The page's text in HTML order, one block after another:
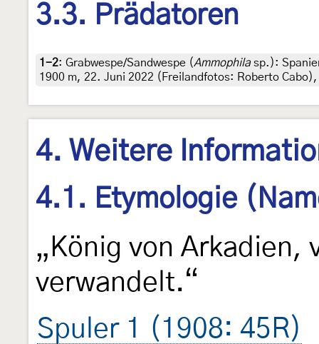
3.3. Prädatoren
1-2: Grabwespe/Sandwespe (Ammophilasp.):
1900 m, 22. Juni 2022 (Freilandfotos: Roberto
4. Weitere
4.1. Etymologie
„König von Arkadien,
verwandelt.“
Spuler 1 (1908: 45R)